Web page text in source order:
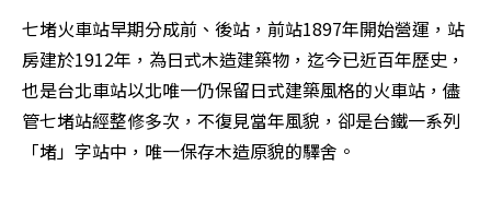
七堵火車站早期分成前、後站，前站1897年開始營運，站
房建於1912年，為日式木造建築物，迄今已近百年歷史，
也是台北車站以北唯一仍保留日式建築風格的火車站，儘
管七堵站經整修多次，不復見當年風貌，卻是台鐵一系列
「堵」字站中，唯一保存木造原貌的驛舍。